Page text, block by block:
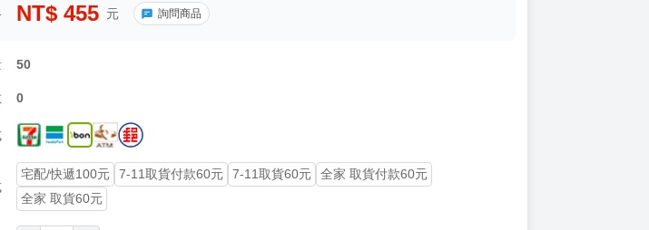
NT$ 455 元 詢問商品
50
0
宅配/快遞100元 7-11取貨付款60元 7-11取貨60元
全家 取貨付款60元
全家 取貨60元